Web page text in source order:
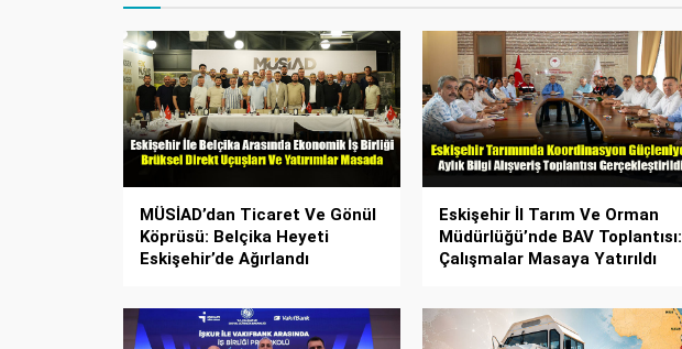
MÜSİAD’dan Ticaret Ve Gönül
Köprüsü: Belçika Heyeti
Eskişehir’de Ağırlandı
Eskişehir İl Tarım Ve Orman
Müdürlüğü’nde BAV Toplantısı:
Çalışmalar Masaya Yatırıldı